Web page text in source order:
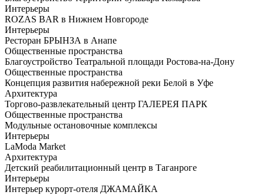
Интерьеры
ROZAS BAR в Нижнем Новгороде
Интерьеры
Ресторан БРЫНЗА в Анапе
Общественные пространства
Благоустройство Театральной площади Ростова-на-Дону
Общественные пространства
Концепция развития набережной реки Белой в Уфе
Архитектура
Торгово-развлекательный центр ГАЛЕРЕЯ ПАРК
Общественные пространства
Модульные остановочные комплексы
Интерьеры
LaModa Market
Архитектура
Детский реабилитационный центр в Таганроге
Интерьеры
Интерьер курорт-отеля ДЖАМАЙКА